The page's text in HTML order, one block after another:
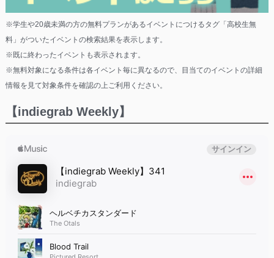
※学生や20歳未満の方の無料プランがあるイベントにつけるタグ「高校生無
料」がついたイベントの検索結果を表示します。
※既に終わったイベントも表示されます。
※無料対象になる条件は各イベント毎に異なるので、目当てのイベントの詳細
情報を見て対象条件を確認の上ご利用ください。
【indiegrab Weekly】